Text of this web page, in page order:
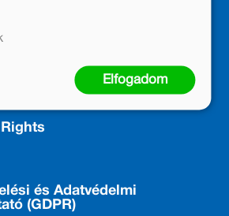
szabályzat
és Adatvédelmi
(GDPR)
Elfogadom